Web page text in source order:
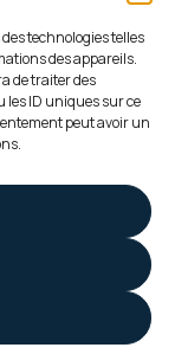
technologies telles
des appareils.
de traiter des
les ID uniques sur ce
peut avoir un
· Politique de